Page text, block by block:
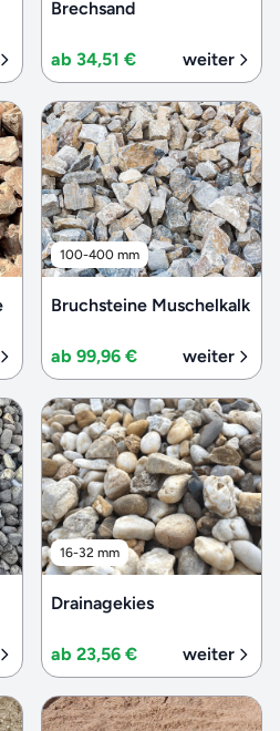
Brechsand
ab 34,51 € weiter
100-400 mm
Bruchsteine Muschelkalk
ab 99,96 € weiter
16-32 mm
Drainagekies
ab 23,56 € weiter